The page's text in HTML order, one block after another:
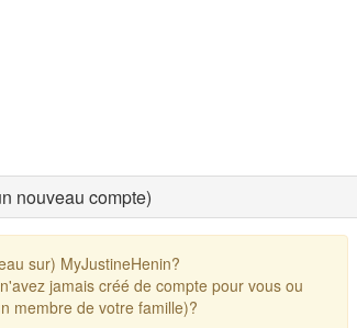
nouveau compte)
sur) MyJustineHenin?
jamais créé de compte pour vous ou
membre de votre famille)?